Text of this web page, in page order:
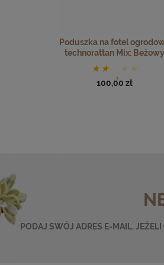
Poduszka na fotel
technorattan Mix: Beżowy
100,00 zł
PODAJ SWÓJ ADRES E-MAIL,